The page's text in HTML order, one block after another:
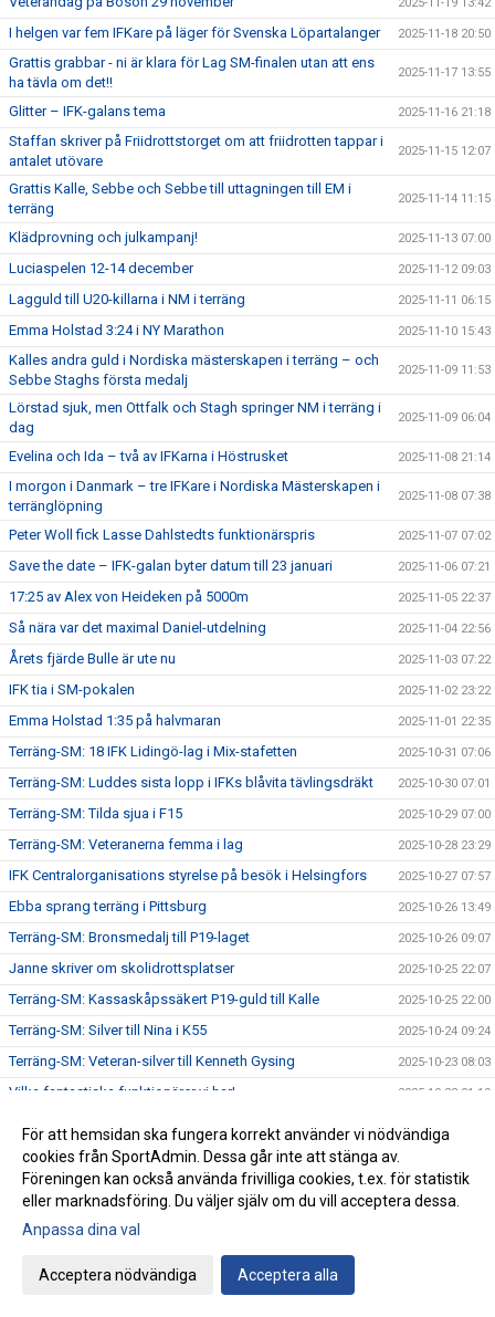
I helgen var fem IFKare på läger för Svenska Löpartalanger 2025-11-18 20:50
Grattis grabbar - ni är klara för Lag SM-finalen utan att ens
ha tävla om det!!
2025-11-17 13:55
Glitter – IFK-galans tema 2025-11-16 21:18
Staffan skriver på Friidrottstorget om att friidrotten tappar i
antalet utövare
2025-11-15 12:07
Grattis Kalle, Sebbe och Sebbe till uttagningen till EM i
terräng
2025-11-14 11:15
Klädprovning och julkampanj! 2025-11-13 07:00
Luciaspelen 12-14 december 2025-11-12 09:03
Lagguld till U20-killarna i NM i terräng 2025-11-11 06:15
Emma Holstad 3:24 i NY Marathon 2025-11-10 15:43
Kalles andra guld i Nordiska mästerskapen i terräng – och
Sebbe Staghs första medalj
2025-11-09 11:53
Lörstad sjuk, men Ottfalk och Stagh springer NM i terräng i
dag
2025-11-09 06:04
Evelina och Ida – två av IFKarna i Höstrusket 2025-11-08 21:14
I morgon i Danmark – tre IFKare i Nordiska Mästerskapen i
terränglöpning
2025-11-08 07:38
Peter Woll fick Lasse Dahlstedts funktionärspris 2025-11-07 07:02
Save the date – IFK-galan byter datum till 23 januari 2025-11-06 07:21
17:25 av Alex von Heideken på 5000m 2025-11-05 22:37
Så nära var det maximal Daniel-utdelning 2025-11-04 22:56
Årets fjärde Bulle är ute nu 2025-11-03 07:22
IFK tia i SM-pokalen 2025-11-02 23:22
Emma Holstad 1:35 på halvmaran 2025-11-01 22:35
Terräng-SM: 18 IFK Lidingö-lag i Mix-stafetten 2025-10-31 07:06
Terräng-SM: Luddes sista lopp i IFKs blåvita tävlingsdräkt 2025-10-30 07:01
Terräng-SM: Tilda sjua i F15 2025-10-29 07:00
Terräng-SM: Veteranerna femma i lag 2025-10-28 23:29
IFK Centralorganisations styrelse på besök i Helsingfors 2025-10-27 07:57
Ebba sprang terräng i Pittsburg 2025-10-26 13:49
Terräng-SM: Bronsmedalj till P19-laget 2025-10-26 09:07
Janne skriver om skolidrottsplatser 2025-10-25 22:07
Terräng-SM: Kassaskåpssäkert P19-guld till Kalle 2025-10-25 22:00
Terräng-SM: Silver till Nina i K55 2025-10-24 09:24
Terräng-SM: Veteran-silver till Kenneth Gysing 2025-10-23 08:03
Vilka fantastiska funktionärer vi har! 2025-10-22 21:19
Stark trio juniorlöpare från IFK i Nordiska mästerskapen i
terräng
2025-10-22 08:33
Terräng-SM: Samuels första USM-guld 2025-10-21 07:48
Terräng-SM: Trippelseger i P16
Terräng-SM: Överlägsen Sebbeseger i P17
Andreas Movin nära att kliva under tretimmarsgränsen i
För att hemsidan ska fungera korrekt använder vi nödvändiga
cookies från SportAdmin. Dessa går inte att stänga av.
Föreningen kan också använda frivilliga cookies, t.ex. för statistik
eller marknadsföring. Du väljer själv om du vill acceptera dessa.
Anpassa dina val
Acceptera nödvändiga Acceptera alla